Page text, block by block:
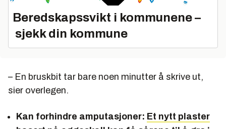
Beredskapssvikt i kommunene –
sjekk din kommune
– En bruskbit tar bare noen minutter å skrive ut,
sier overlegen.
Kan forhindre amputasjoner: Et nytt plaster